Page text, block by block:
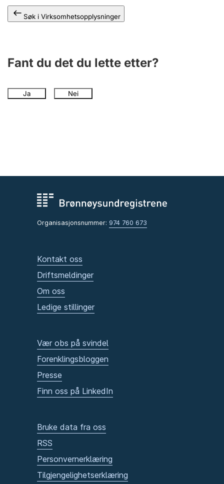
Søk i Virksomhetsopplysninger
Fant du det du lette etter?
Ja Nei
Organisasjonsnummer: 974 760 673
Kontakt oss
Driftsmeldinger
Om oss
Ledige stillinger
Vær obs på svindel
Forenklingsbloggen
Presse
Finn oss på LinkedIn
Bruke data fra oss
RSS
Personvernerklæring
Tilgjengelighetserklæring